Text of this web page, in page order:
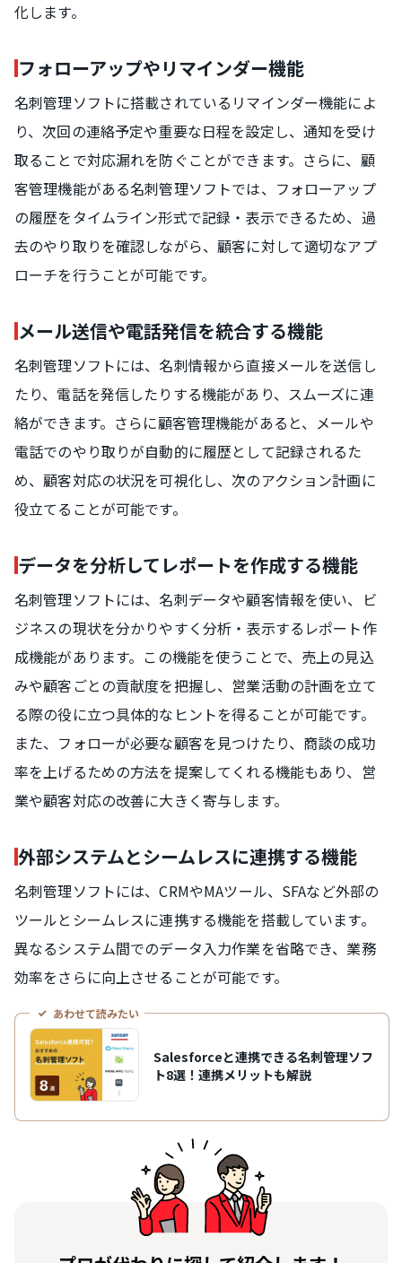
化します。
フォローアップやリマインダー機能
名刺管理ソフトに搭載されているリマインダー機能によ
り、次回の連絡予定や重要な日程を設定し、通知を受け
取ることで対応漏れを防ぐことができます。さらに、顧
客管理機能がある名刺管理ソフトでは、フォローアップ
の履歴をタイムライン形式で記録・表示できるため、過
去のやり取りを確認しながら、顧客に対して適切なアプ
ローチを行うことが可能です。
メール送信や電話発信を統合する機能
名刺管理ソフトには、名刺情報から直接メールを送信し
たり、電話を発信したりする機能があり、スムーズに連
絡ができます。さらに顧客管理機能があると、メールや
電話でのやり取りが自動的に履歴として記録されるた
め、顧客対応の状況を可視化し、次のアクション計画に
役立てることが可能です。
データを分析してレポートを作成する機能
名刺管理ソフトには、名刺データや顧客情報を使い、ビ
ジネスの現状を分かりやすく分析・表示するレポート作
成機能があります。この機能を使うことで、売上の見込
みや顧客ごとの貢献度を把握し、営業活動の計画を立て
る際の役に立つ具体的なヒントを得ることが可能です。
また、フォローが必要な顧客を見つけたり、商談の成功
率を上げるための方法を提案してくれる機能もあり、営
業や顧客対応の改善に大きく寄与します。
外部システムとシームレスに連携する機能
名刺管理ソフトには、CRMやMAツール、SFAなど外部の
ツールとシームレスに連携する機能を搭載しています。
異なるシステム間でのデータ入力作業を省略でき、業務
効率をさらに向上させることが可能です。
あわせて読みたい
Salesforceと連携できる名刺管理ソフ
ト8選！連携メリットも解説